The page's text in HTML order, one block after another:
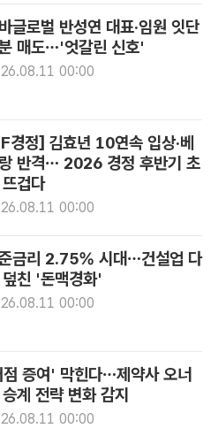
글로벌 반성연 대표·임원 잇단
매도…'엇갈린 신호'
00:00
경정] 김효년 10연속 입상·베
반격… 2026 경정 후반기 초
겁다
00:00
금리 2.75% 시대…건설업 다
친 '돈맥경화'
00:00
증여' 막힌다…제약사 오너
계 전략 변화 감지
00:00